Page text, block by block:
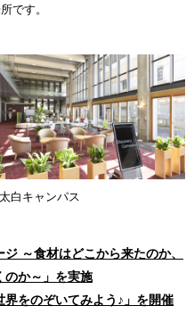
です。
太白キャンパス
～食材はどこから来たのか、
のか～」を実施
界をのぞいてみよう♪」を開催